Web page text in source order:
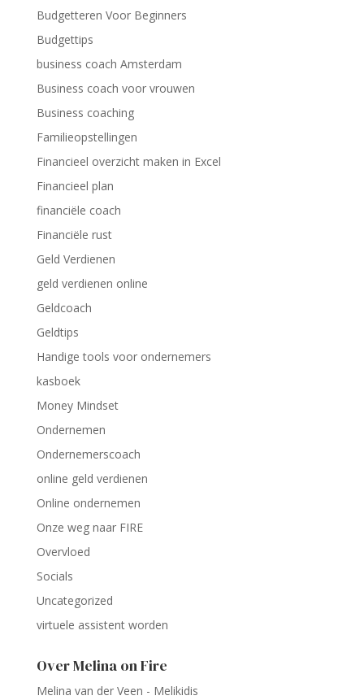
Budgetteren Voor Beginners
Budgettips
business coach Amsterdam
Business coach voor vrouwen
Business coaching
Familieopstellingen
Financieel overzicht maken in Excel
Financieel plan
financiële coach
Financiële rust
Geld Verdienen
geld verdienen online
Geldcoach
Geldtips
Handige tools voor ondernemers
kasboek
Money Mindset
Ondernemen
Ondernemerscoach
online geld verdienen
Online ondernemen
Onze weg naar FIRE
Overvloed
Socials
Uncategorized
virtuele assistent worden
Over Melina on Fire
Melina van der Veen - Melikidis